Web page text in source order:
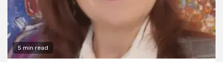
5 min read